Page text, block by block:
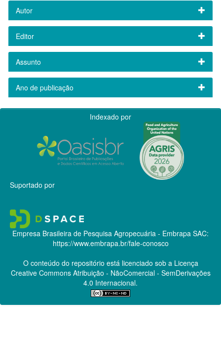
Autor
Editor
Assunto
Ano de publicação
Indexado por
Suportado por
Empresa Brasileira de Pesquisa Agropecuária - Embrapa SAC:
https://www.embrapa.br/fale-conosco
O conteúdo do repositório está licenciado sob a Licença
Creative CommonsAtribuição - NãoComercial - SemDerivações
4.0 Internacional.